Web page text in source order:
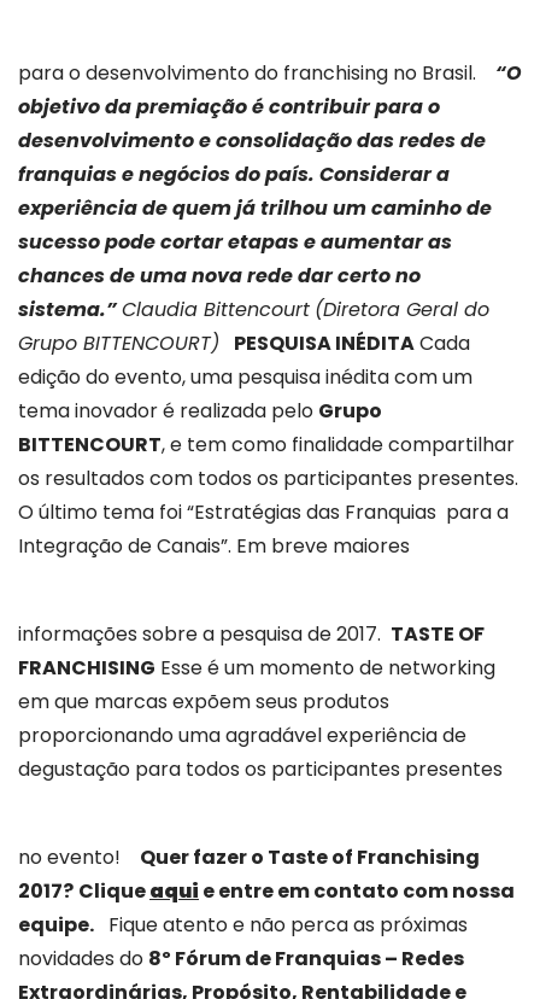
para o desenvolvimento do franchising no Brasil.
“O
objetivo da premiação é contribuir para o
desenvolvimento e consolidação das redes de
franquias e negócios do país. Considerar a
experiência de quem já trilhou um caminho de
sucesso pode cortar etapas e aumentar as
chances de uma nova rede dar certo no
sistema.”Claudia Bittencourt (Diretora Geral do
Grupo BITTENCOURT)
PESQUISA INÉDITACada
edição do evento, uma pesquisa inédita com um
tema inovador é realizada pelo Grupo
BITTENCOURT, e tem como finalidade compartilhar
os resultados com todos os participantes presentes.
O último tema foi “Estratégias das Franquias para a
Integração de Canais”. Em breve maiores
informações sobre a pesquisa de 2017. TASTE OF
FRANCHISING Esse é um momento de networking
em que marcas expõem seus produtos
proporcionando uma agradável experiência de
degustação para todos os participantes presentes
no evento!
Quer fazer o Taste of Franchising
2017? Cliqueaqui e entre em contato com nossa
equipe. Fique atento e não perca as próximas
novidades do 8º Fórum de Franquias – Redes
Extraordinárias, Propósito, Rentabilidade e